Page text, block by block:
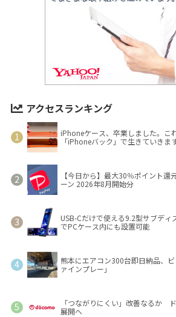
アクセスランキング
iPhoneケース、卒業しました。こ
「iPhoneバック」で生きていきます
【今日から】最大30％ポイント還
ーン 2026年8月開始分
USB-Cだけで使える9.2型サブデ
でPCケース内にも設置可能
熊本にエアコン300台即日納品、
ァインプレー」
「つながりにくい」改善なるか
展開へ